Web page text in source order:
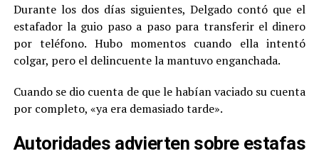
Durante los dos días siguientes, Delgado contó que el
estafador la guio paso a paso para transferir el dinero
por teléfono. Hubo momentos cuando ella intentó
colgar, pero el delincuente la mantuvo enganchada.
Cuando se dio cuenta de que le habían vaciado su cuenta
por completo, «ya era demasiado tarde».
Autoridades advierten sobre estafas